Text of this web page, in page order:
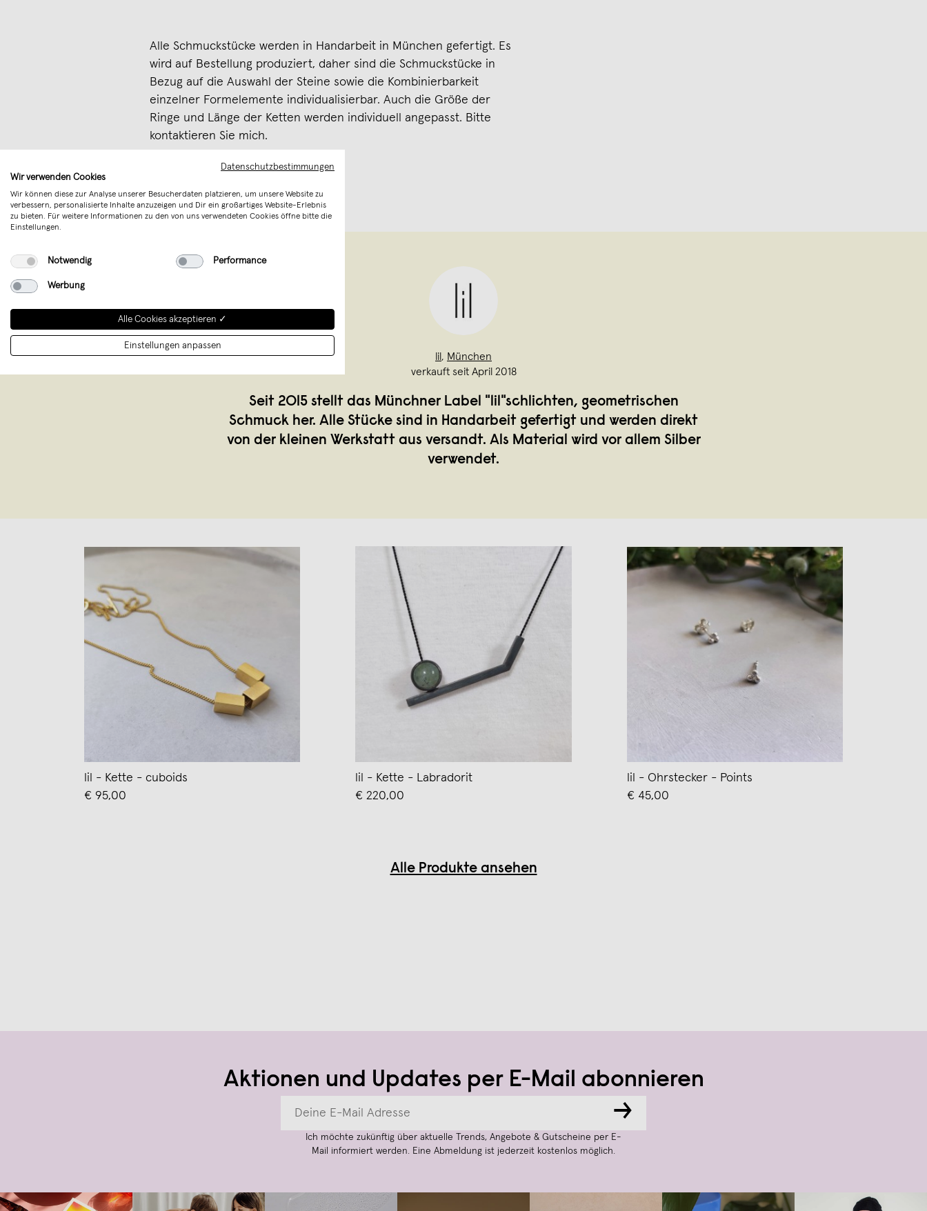
Alle Schmuckstücke werden in Handarbeit in München gefertigt. Es
wird auf Bestellung produziert, daher sind die Schmuckstücke in
Bezug auf die Auswahl der Steine sowie die Kombinierbarkeit
einzelner Formelemente individualisierbar. Auch die Größe der
Ringe und Länge der Ketten werden individuell angepasst. Bitte
kontaktieren Sie mich.
lil , München
verkauft seit April 2018
Seit 2015 stellt das Münchner Label "lil"schlichten, geometrischen
Schmuck her. Alle Stücke sind in Handarbeit gefertigt und werden direkt
von der kleinen Werkstatt aus versandt. Als Material wird vor allem Silber
verwendet.
lil - Kette - cuboids
€ 95,00
lil - Kette - Labradorit
€ 220,00
lil - Ohrstecker - Points
€ 45,00
Alle Produkte ansehen
Aktionen und Updates per E-Mail abonnieren
→
Ich möchte zukünftig über aktuelle Trends, Angebote & Gutscheine per E-
Mail informiert werden. Eine Abmeldung ist jederzeit kostenlos möglich.
Datenschutzbestimmungen
Wir verwenden Cookies
Wir können diese zur Analyse unserer Besucherdaten platzieren, um unsere Website zu
verbessern, personalisierte Inhalte anzuzeigen und Dir ein großartiges Website-Erlebnis
zu bieten. Für weitere Informationen zu den von uns verwendeten Cookies öffne bitte die
Einstellungen.
Notwendig Performance
Werbung
Alle Cookies akzeptieren ✓
Einstellungen anpassen